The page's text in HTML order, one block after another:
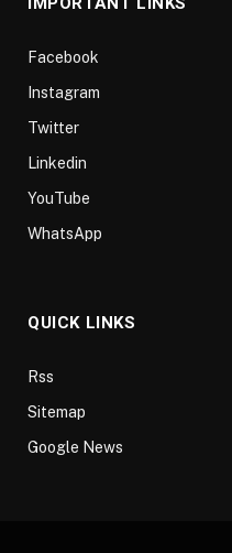
Facebook
Instagram
Twitter
Linkedin
YouTube
WhatsApp
QUICK LINKS
Rss
Sitemap
Google News